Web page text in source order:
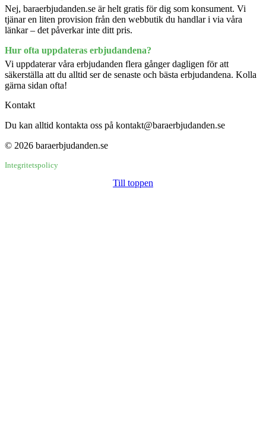
Nej, baraerbjudanden.se är helt gratis för dig som konsument. Vi
tjänar en liten provision från den webbutik du handlar i via våra
länkar – det påverkar inte ditt pris.
Hur ofta uppdateras erbjudandena?
Vi uppdaterar våra erbjudanden flera gånger dagligen för att
säkerställa att du alltid ser de senaste och bästa erbjudandena. Kolla
gärna sidan ofta!
Kontakt
Du kan alltid kontakta oss på kontakt@baraerbjudanden.se
© 2026 baraerbjudanden.se
Integritetspolicy
Till toppen